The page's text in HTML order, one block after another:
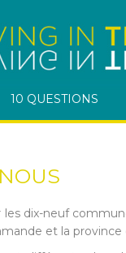
10 QUESTIONS
les dix-neuf
et la